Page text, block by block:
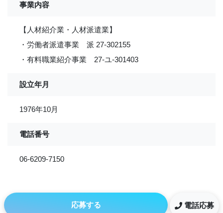
事業内容
【人材紹介業・人材派遣業】
・労働者派遣事業 派 27-302155
・有料職業紹介事業 27-ユ-301403
設立年月
1976年10月
電話番号
06-6209-7150
応募する 電話応募